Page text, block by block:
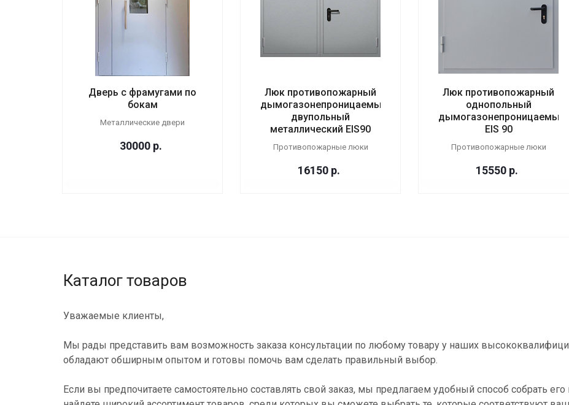
Дверь с фрамугами по
бокам
Металлические двери
30000 р.
Люк противопожарный
дымогазонепроницаемый
двупольный
металлический EIS90
Противопожарные люки
16150 р.
Люк противопожарный
однопольный
дымогазонепроницаемый
EIS 90
Противопожарные люки
15550 р.
Каталог товаров
Уважаемые клиенты,
Мы рады представить вам возможность заказа консультации по любому товару у наших
обладают обширным опытом и готовы помочь вам сделать правильный выбор.
Если вы предпочитаете самостоятельно составлять свой заказ, мы предлагаем удобный способ собрать